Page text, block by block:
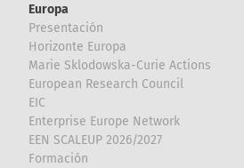
Europa
Presentación
Horizonte Europa
Marie Sklodowska-Curie Actions
European Research Council
EIC
Enterprise Europe Network
EEN SCALEUP 2026/2027
Formación